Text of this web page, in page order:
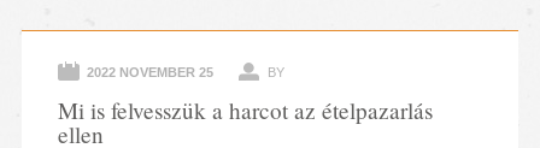
2022 NOVEMBER 25 BY
Mi is felvesszük a harcot az ételpazarlás
ellen